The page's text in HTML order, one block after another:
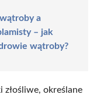
a
– jak
wątroby?
określane